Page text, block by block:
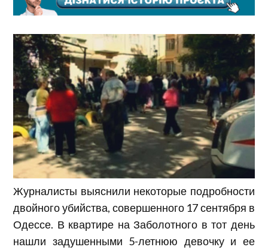
Журналисты выяснили некоторые подробности
двойного убийства, совершенного 17 сентября в
Одессе. В квартире на Заболотного в тот день
нашли задушенными 5-летнюю девочку и ее